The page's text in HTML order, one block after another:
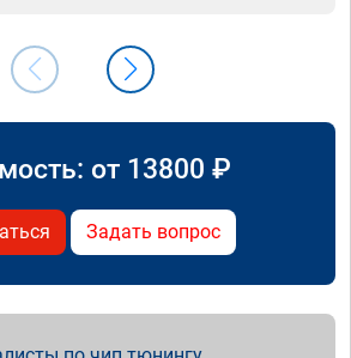
от 13800 ₽
Задать вопрос